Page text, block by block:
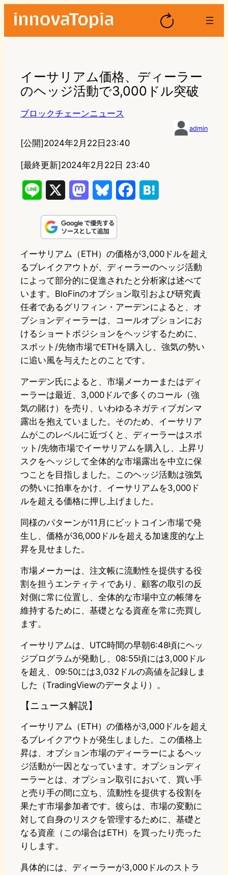
イーサリアム価格、ディーラー
のヘッジ活動で3,000ドル突破
ブロックチェーンニュース
admin
[公開]2024年2月22日23:40
[最終更新]2024年2月22日 23:40
n
e
s
t
o
d
o
u
s
k
y
b
o
o
k
e
n
a
イーサリアム（ETH）の価格が3,000ドルを超え
るブレイクアウトが、ディーラーのヘッジ活動
によって部分的に促進されたと分析家は述べて
います。BloFinのオプション取引および研究責
任者であるグリフィン・アーデンによると、オ
プションディーラーは、コールオプションにお
けるショートポジションをヘッジするために、
スポット/先物市場でETHを購入し、強気の勢い
に追い風を与えたとのことです。
アーデン氏によると、市場メーカーまたはディ
ーラーは最近、3,000ドルで多くのコール（強
気の賭け）を売り、いわゆるネガティブガンマ
露出を抱えていました。そのため、イーサリア
ムがこのレベルに近づくと、ディーラーはスポ
ット/先物市場でイーサリアムを購入し、上昇リ
スクをヘッジして全体的な市場露出を中立に保
つことを目指しました。このヘッジ活動は強気
の勢いに拍車をかけ、イーサリアムを3,000ド
ルを超える価格に押し上げました。
同様のパターンが11月にビットコイン市場で発
生し、価格が36,000ドルを超える加速度的な上
昇を見せました。
市場メーカーは、注文帳に流動性を提供する役
割を担うエンティティであり、顧客の取引の反
対側に常に位置し、全体的な市場中立の帳簿を
維持するために、基礎となる資産を常に売買し
ます。
イーサリアムは、UTC時間の早朝6:48頃にヘッ
ジプログラムが発動し、08:55頃には3,000ドル
を超え、09:50には3,032ドルの高値を記録しま
した（TradingViewのデータより）。
【ニュース解説】
イーサリアム（ETH）の価格が3,000ドルを超え
るブレイクアウトが発生しました。この価格上
昇は、オプション市場のディーラーによるヘッ
ジ活動が一因となっています。オプションディ
ーラーとは、オプション取引において、買い手
と売り手の間に立ち、流動性を提供する役割を
果たす市場参加者です。彼らは、市場の変動に
対して自身のリスクを管理するために、基礎と
なる資産（この場合はETH）を買ったり売った
りします。
具体的には、ディーラーが3,000ドルのストラ